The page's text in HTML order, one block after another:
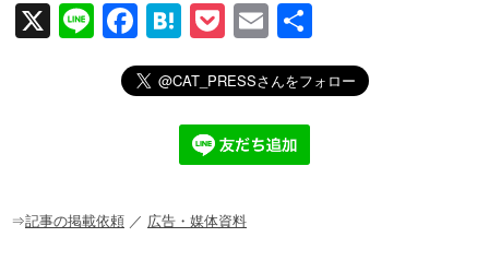
X
Li
F
a
c
o
H
at
e
n
a
P
o
ck
et
E
m
ail
有
⇒記事の掲載依頼 ／ 広告・媒体資料